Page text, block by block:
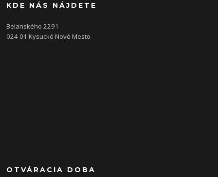
KDE NÁS NÁJDETE
Belanského 2291
024 01 Kysucké Nové Mesto
OTVÁRACIA DOBA